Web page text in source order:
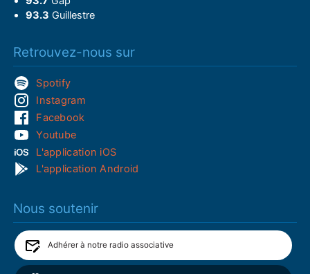
93.3 Guillestre
Retrouvez-nous sur
Spotify
Instagram
Facebook
Youtube
L'application iOS
L'application Android
Nous soutenir
Adhérer à notre radio associative